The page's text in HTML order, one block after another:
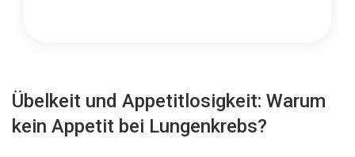
Übelkeit und Appetitlosigkeit: Warum
kein Appetit bei Lungenkrebs?